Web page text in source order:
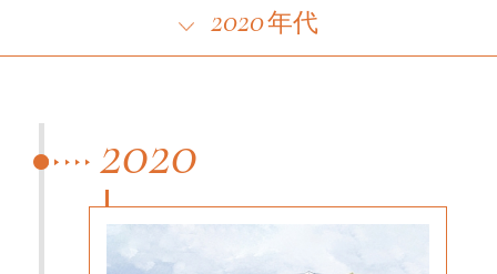
2020年代
2020